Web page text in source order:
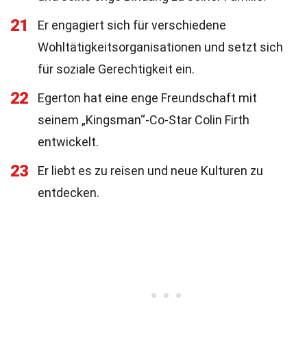
21
Er engagiert sich für verschiedene
Wohltätigkeitsorganisationen und setzt sich
für soziale Gerechtigkeit ein.
22
Egerton hat eine enge Freundschaft mit
seinem „Kingsman“-Co-Star Colin Firth
entwickelt.
23
Er liebt es zu reisen und neue Kulturen zu
entdecken.